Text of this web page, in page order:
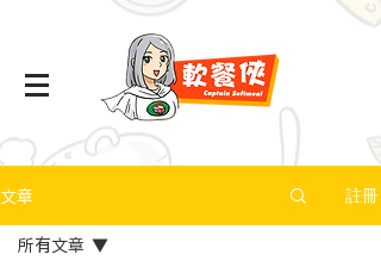
文章 註冊
所有文章